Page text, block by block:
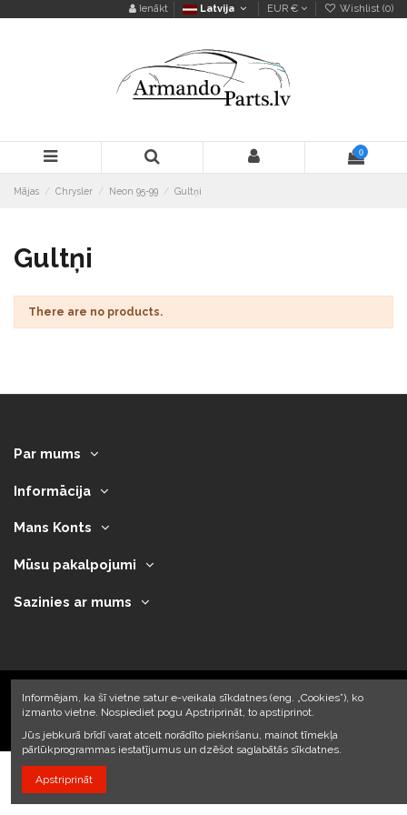
Ienākt Latvija EUR € Wishlist (0)
0
Mājas Chrysler Neon 95-99 Gultņi
Gultņi
There are no products.
Par mums
Informācija
Mans Konts
Mūsu pakalpojumi
Sazinies ar mums
Informējam, ka šī vietne satur e-veikala sīkdatnes (eng. „Cookies”), ko
izmanto vietne. Nospiediet pogu Apstriprināt, to apstiprinot.
Jūs jebkurā brīdī varat atcelt norādīto piekrišanu, mainot tīmekļa
pārlūkprogrammas iestatījumus un dzēšot saglabātās sīkdatnes.
Apstriprināt